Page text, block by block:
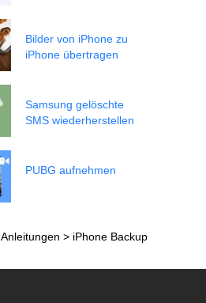
Bilder von iPhone zu
iPhone übertragen
Samsung gelöschte
SMS wiederherstellen
PUBG aufnehmen
Anleitungen > iPhone Backup